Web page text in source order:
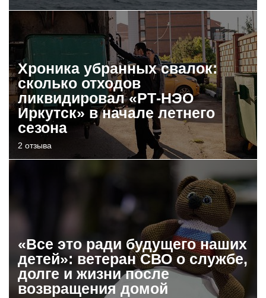
Хроника убранных свалок:
сколько отходов
ликвидировал «РТ-НЭО
Иркутск» в начале летнего
сезона
2 отзыва
«Все это ради будущего наших
детей»: ветеран СВО о службе,
долге и жизни после
возвращения домой